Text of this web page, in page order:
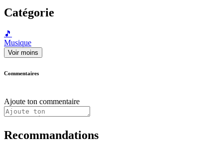
Catégorie
🎵
Musique
Voir moins
Commentaires
Ajoute ton commentaire
Recommandations